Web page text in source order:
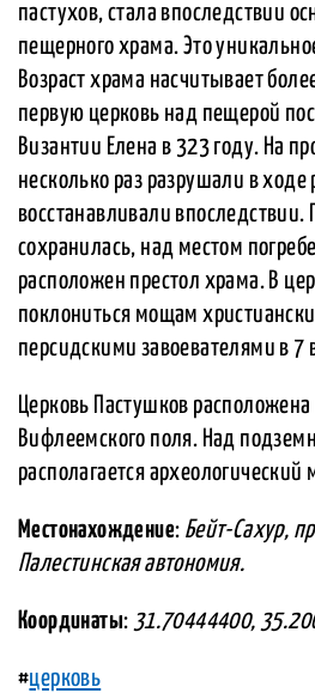
пастухов, стала впоследствии
пещерного храма. Это
Возраст храма насчитывает
первую церковь над пещерой
Византии Елена в 323 году. На
несколько раз разрушали в
восстанавливали
сохранилась, над местом
расположен престол храма. В
поклониться мощам
персидскими завоевателями в 7
Церковь Пастушков расположена
Вифлеемского поля. Над
располагается археологический
Местонахождение: Бейт-Сахур,
Палестинская автономия.
Координаты: 31.70444400,
#церковь